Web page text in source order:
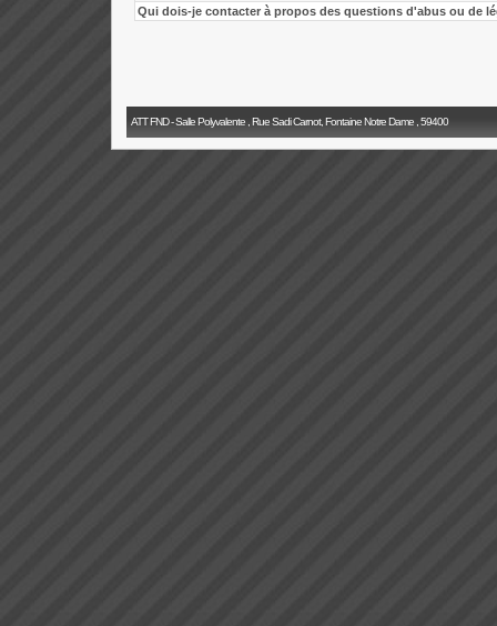
Qui dois-je contacter à propos des questions d'abus ou de
ATT FND - Salle Polyvalente , Rue Sadi Carnot, Fontaine Notre Dame , 59400